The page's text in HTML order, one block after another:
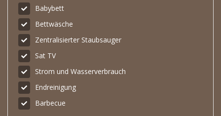
Babybett
Bettwäsche
Zentralisierter Staubsauger
Sat TV
Strom und Wasserverbrauch
Endreinigung
Barbecue